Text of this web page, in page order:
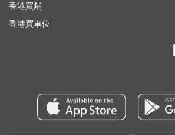
香港買舖
香港買車位